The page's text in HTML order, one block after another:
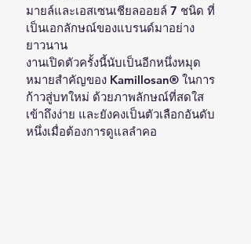
มายล์และเอสเซนเชียลออยล์ 7 ชนิด ที่
เป็นเอกลักษณ์ของแบรนด์มาอย่าง
ยาวนาน
งานเปิดตัวครั้งนี้นับเป็นอีกหนึ่งหมุด
หมายสำคัญของ Kamillosan® ในการ
ก้าวสู่บทใหม่ ด้วยภาพลักษณ์ที่สดใส
เข้าถึงง่าย และยังคงเป็นตัวเลือกอันดับ
หนึ่งเมื่อต้องการดูแลลำคอ